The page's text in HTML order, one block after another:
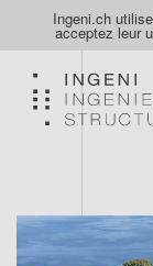
Ingeni.ch
acceptez leur